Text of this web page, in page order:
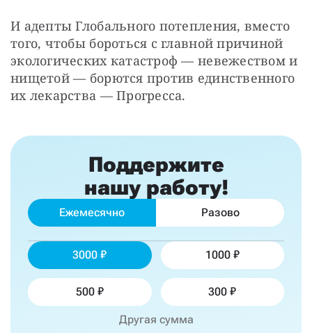
И адепты Глобального потепления, вместо
того, чтобы бороться с главной причиной
экологических катастроф — невежеством и
нищетой — борются против единственного
их лекарства — Прогресса.
Поддержите
нашу работу!
Ежемесячно Разово
3000 1000
500 300